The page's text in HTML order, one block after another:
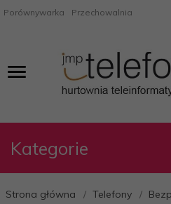
Porównywarka Przechowalnia
Kategorie
Strona główna Telefony